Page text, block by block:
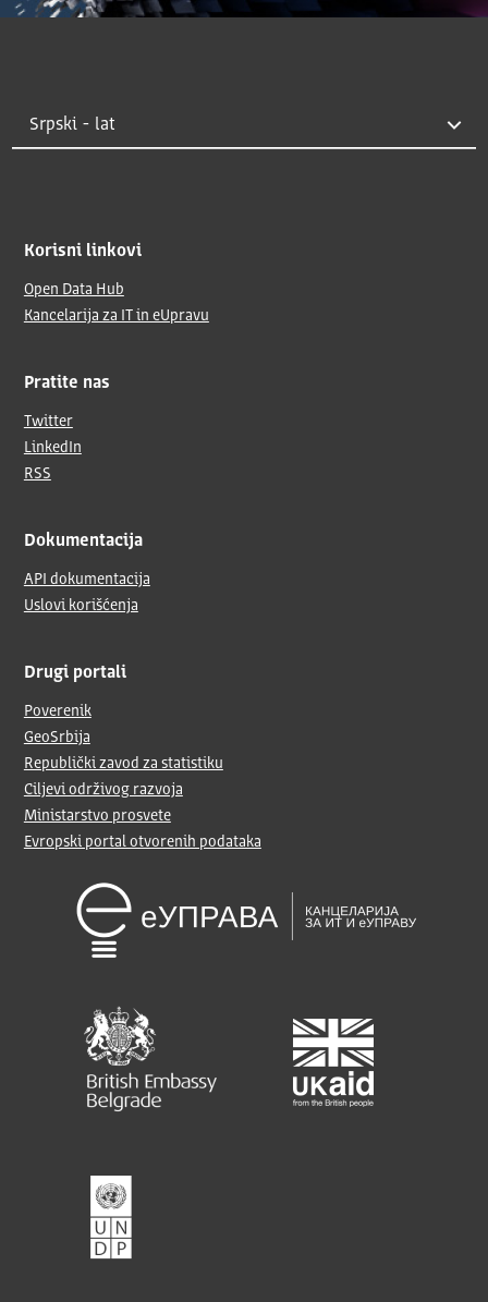
Korisni linkovi
Open Data Hub
Kancelarija za IT in eUpravu
Pratite nas
Twitter
LinkedIn
RSS
Dokumentacija
API dokumentacija
Uslovi korišćenja
Drugi portali
Poverenik
GeoSrbija
Republički zavod za statistiku
Ciljevi održivog razvoja
Ministarstvo prosvete
Evropski portal otvorenih podataka